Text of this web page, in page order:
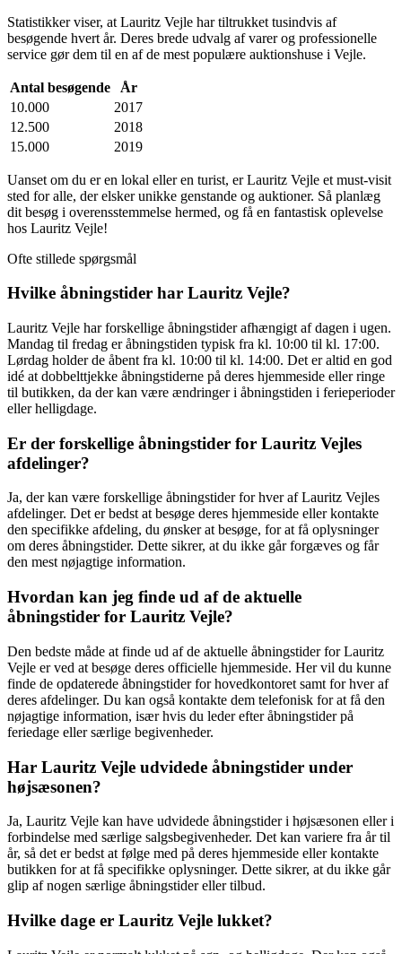
Statistikker viser, at Lauritz Vejle har tiltrukket tusindvis af
besøgende hvert år. Deres brede udvalg af varer og professionelle
service gør dem til en af de mest populære auktionshuse i Vejle.
Antal besøgende
År
10.000
2017
12.500
2018
15.000
2019
Uanset om du er en lokal eller en turist, er Lauritz Vejle et must-visit
sted for alle, der elsker unikke genstande og auktioner. Så planlæg
dit besøg i overensstemmelse hermed, og få en fantastisk oplevelse
hos Lauritz Vejle!
Ofte stillede spørgsmål
Hvilke åbningstider har Lauritz Vejle?
Lauritz Vejle har forskellige åbningstider afhængigt af dagen i ugen.
Mandag til fredag er åbningstiden typisk fra kl. 10:00 til kl. 17:00.
Lørdag holder de åbent fra kl. 10:00 til kl. 14:00. Det er altid en god
idé at dobbelttjekke åbningstiderne på deres hjemmeside eller ringe
til butikken, da der kan være ændringer i åbningstiden i ferieperioder
eller helligdage.
Er der forskellige åbningstider for Lauritz Vejles
afdelinger?
Ja, der kan være forskellige åbningstider for hver af Lauritz Vejles
afdelinger. Det er bedst at besøge deres hjemmeside eller kontakte
den specifikke afdeling, du ønsker at besøge, for at få oplysninger
om deres åbningstider. Dette sikrer, at du ikke går forgæves og får
den mest nøjagtige information.
Hvordan kan jeg finde ud af de aktuelle
åbningstider for Lauritz Vejle?
Den bedste måde at finde ud af de aktuelle åbningstider for Lauritz
Vejle er ved at besøge deres officielle hjemmeside. Her vil du kunne
finde de opdaterede åbningstider for hovedkontoret samt for hver af
deres afdelinger. Du kan også kontakte dem telefonisk for at få den
nøjagtige information, især hvis du leder efter åbningstider på
feriedage eller særlige begivenheder.
Har Lauritz Vejle udvidede åbningstider under
højsæsonen?
Ja, Lauritz Vejle kan have udvidede åbningstider i højsæsonen eller i
forbindelse med særlige salgsbegivenheder. Det kan variere fra år til
år, så det er bedst at følge med på deres hjemmeside eller kontakte
butikken for at få specifikke oplysninger. Dette sikrer, at du ikke går
glip af nogen særlige åbningstider eller tilbud.
Hvilke dage er Lauritz Vejle lukket?